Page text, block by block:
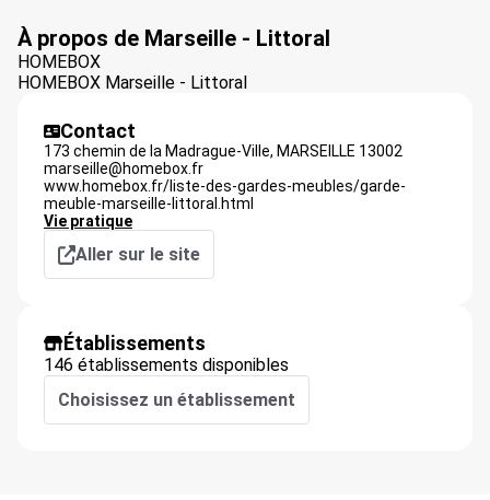
À propos de Marseille - Littoral
HOMEBOX
HOMEBOX Marseille - Littoral
Contact
173 chemin de la Madrague-Ville, MARSEILLE 13002
marseille@homebox.fr
www.homebox.fr/liste-des-gardes-meubles/garde-
meuble-marseille-littoral.html
Vie pratique
Aller sur le site
Établissements
146 établissements disponibles
Choisissez un établissement